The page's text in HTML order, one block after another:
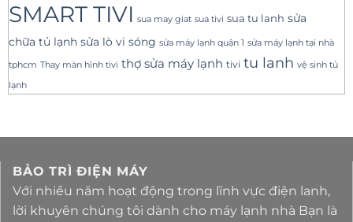
SMART TIVI sua may giat sua tivi sua tu lanh sửa
chữa tủ lạnh sửa lò vi sóng sửa máy lạnh quận 1 sửa máy lạnh tại nhà
tphcm Thay màn hình tivi thợ sửa máy lạnh tivi tu lanh vệ sinh tủ
lạnh
BẢO TRÌ ĐIỆN MÁY
Với nhiều năm hoạt động trong lĩnh vực điện lanh,
lời khuyên chúng tôi dành cho máy lạnh nhà Bạn là